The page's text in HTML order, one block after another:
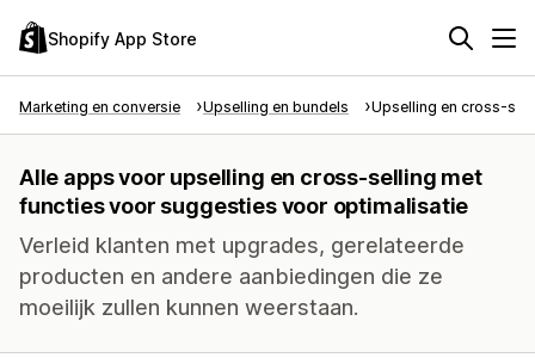
Shopify App Store
Marketing en conversie Upselling en bundels Upselling en cross-
Alle apps voor upselling en cross-selling met
functies voor suggesties voor optimalisatie
Verleid klanten met upgrades, gerelateerde
producten en andere aanbiedingen die ze
moeilijk zullen kunnen weerstaan.